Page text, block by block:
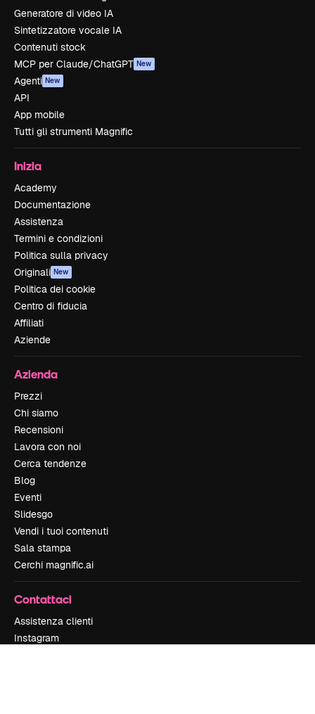
Generatore di video IA
Sintetizzatore vocale IA
Contenuti stock
MCP per Claude/ChatGPT New
Agenti New
API
App mobile
Tutti gli strumenti Magnific
Inizia
Academy
Documentazione
Assistenza
Termini e condizioni
Politica sulla privacy
Originali New
Politica dei cookie
Centro di fiducia
Affiliati
Aziende
Azienda
Prezzi
Chi siamo
Recensioni
Lavora con noi
Cerca tendenze
Blog
Eventi
Slidesgo
Vendi i tuoi contenuti
Sala stampa
Cerchi magnific.ai
Contattaci
Assistenza clienti
Instagram